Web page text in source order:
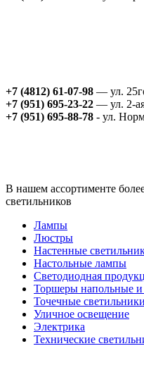
+7 (4812) 61-07-98 — ул.
+7 (951) 695-23-22 — ул. 2-
+7 (951) 695-88-78 - ул.
В нашем ассортименте
светильников
Лампы
Люстры
Настенные
Настольные лампы
Светодиодная
Торшеры напольные и
Точечные светильники
Уличное освещение
Электрика
Технические